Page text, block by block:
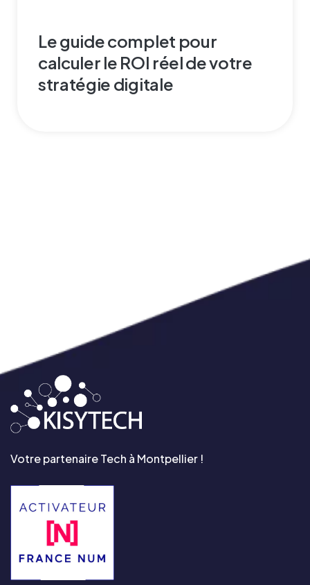
Le guide complet pour
calculer le ROI réel de votre
stratégie digitale
Votre partenaire Tech à Montpellier !